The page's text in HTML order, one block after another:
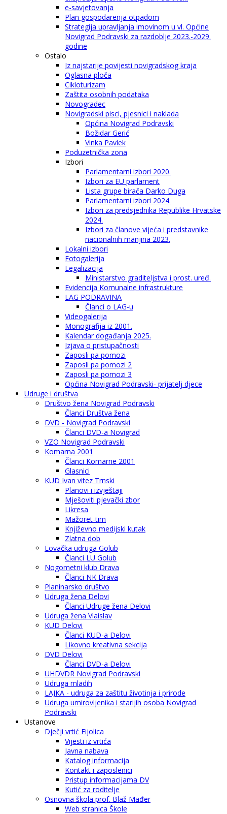
e-savjetovanja
Plan gospodarenja otpadom
Strategija upravljanja imovinom u vl. Općine
Novigrad Podravski za razdoblje 2023.-2029.
godine
Ostalo
Iz najstarije povijesti novigradskog kraja
Oglasna ploča
Cikloturizam
Zaštita osobnih podataka
Novogradec
Novigradski pisci, pjesnici i naklada
Općina Novigrad Podravski
Božidar Gerić
Vinka Pavlek
Poduzetnička zona
Izbori
Parlamentarni izbori 2020.
Izbori za EU parlament
Lista grupe birača Darko Duga
Parlamentarni izbori 2024.
Izbori za predsjednika Republike Hrvatske
2024.
Izbori za članove vijeća i predstavnike
nacionalnih manjina 2023.
Lokalni izbori
Fotogalerija
Legalizacija
Ministarstvo graditeljstva i prost. uređ.
Evidencija Komunalne infrastrukture
LAG PODRAVINA
Članci o LAG-u
Videogalerija
Monografija iz 2001.
Kalendar događanja 2025.
Izjava o pristupačnosti
Zaposli pa pomozi
Zaposli pa pomozi 2
Zaposli pa pomozi 3
Općina Novigrad Podravski- prijatelj djece
Udruge i društva
Društvo žena Novigrad Podravski
Članci Društva žena
DVD - Novigrad Podravski
Članci DVD-a Novigrad
VZO Novigrad Podravski
Komarna 2001
Članci Komarne 2001
Glasnici
KUD Ivan vitez Trnski
Planovi i izvještaji
Mješoviti pjevački zbor
Likresa
Mažoret-tim
Književno medijski kutak
Zlatna dob
Lovačka udruga Golub
Članci LU Golub
Nogometni klub Drava
Članci NK Drava
Planinarsko društvo
Udruga žena Delovi
Članci Udruge žena Delovi
Udruga žena Vlaislav
KUD Delovi
Članci KUD-a Delovi
Likovno kreativna sekcija
DVD Delovi
Članci DVD-a Delovi
UHDVDR Novigrad Podravski
Udruga mladih
LAJKA - udruga za zaštitu životinja i prirode
Udruga umirovljenika i starijih osoba Novigrad
Podravski
Ustanove
Dječji vrtić Fijolica
Vijesti iz vrtića
Javna nabava
Katalog informacija
Kontakt i zaposlenici
Pristup informacijama DV
Kutić za roditelje
Osnovna škola prof. Blaž Mađer
Web stranica Škole